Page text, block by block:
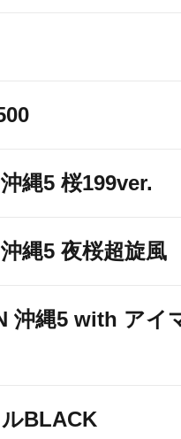
縄5 桜199ver.
縄5 夜桜超旋風
沖縄5 with アイ
BLACK